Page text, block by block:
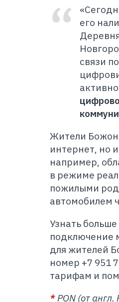
его
связи
Жители
интернет, но
например,
в режиме
пожилыми
автомобилем
Узнать
подключение
для жителей
номер +7 951
тарифам и
*PON (от